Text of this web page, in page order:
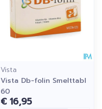
Vista
Vista Db-folin Smelttabl
60
€ 16,95